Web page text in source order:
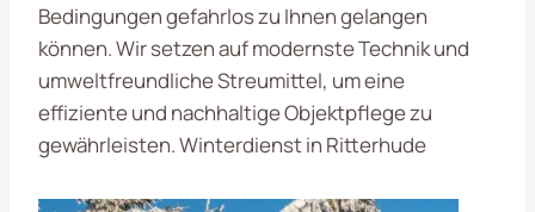
Bedingungen gefahrlos zu Ihnen gelangen
können. Wir setzen auf modernste Technik und
umweltfreundliche Streumittel, um eine
effiziente und nachhaltige Objektpflege zu
gewährleisten. Winterdienst in Ritterhude